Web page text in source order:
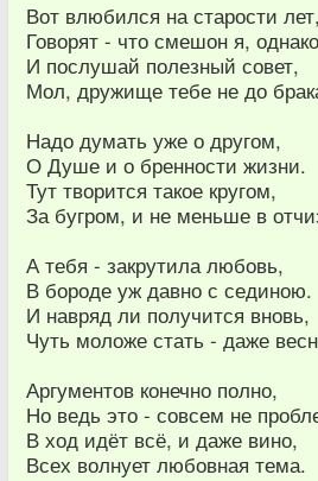
Вот влюбился на старости лет,
Говорят - что смешон я,
И послушай полезный совет,
Мол, дружище тебе не до
Надо думать уже о другом,
О Душе и о бренности жизни.
Тут творится такое кругом,
За бугром, и не меньше в
А тебя - закрутила любовь,
В бороде уж давно с сединою.
И навряд ли получится вновь,
Чуть моложе стать - даже
Аргументов конечно полно,
Но ведь это - совсем не
В ход идёт всё, и даже вино,
Всех волнует любовная тема.